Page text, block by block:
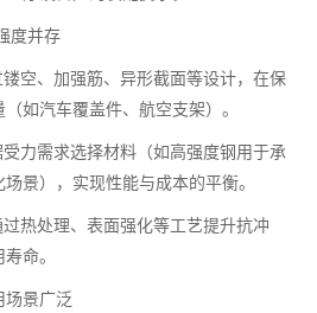
度并存
空、加强筋、异形截面等设计，在保
如汽车覆盖件、航空支架）。
力需求选择材料（如高强度钢用于承
景），实现性能与成本的平衡。
热处理、表面强化等工艺提升抗冲
命。
场景广泛